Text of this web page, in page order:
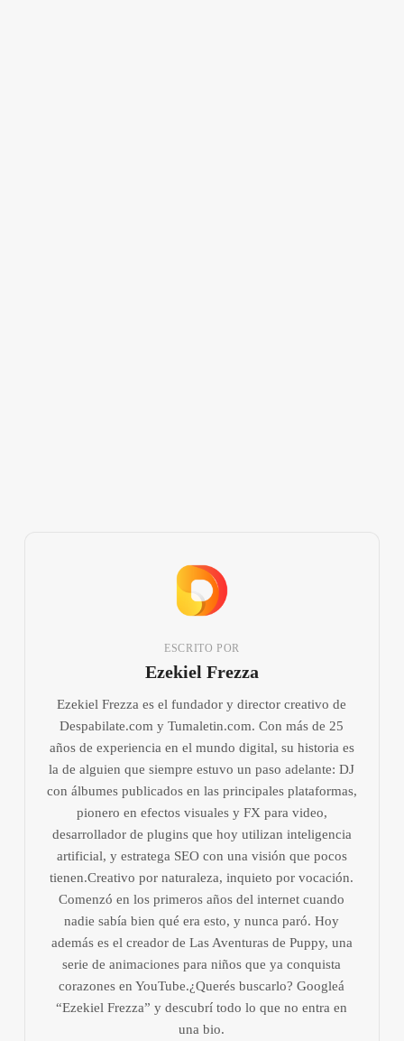
ESCRITO POR
Ezekiel Frezza
Ezekiel Frezza es el fundador y director creativo de
Despabilate.com y Tumaletin.com. Con más de 25
años de experiencia en el mundo digital, su historia es
la de alguien que siempre estuvo un paso adelante: DJ
con álbumes publicados en las principales plataformas,
pionero en efectos visuales y FX para video,
desarrollador de plugins que hoy utilizan inteligencia
artificial, y estratega SEO con una visión que pocos
tienen.Creativo por naturaleza, inquieto por vocación.
Comenzó en los primeros años del internet cuando
nadie sabía bien qué era esto, y nunca paró. Hoy
además es el creador de Las Aventuras de Puppy, una
serie de animaciones para niños que ya conquista
corazones en YouTube.¿Querés buscarlo? Googleá
“Ezekiel Frezza” y descubrí todo lo que no entra en
una bio.